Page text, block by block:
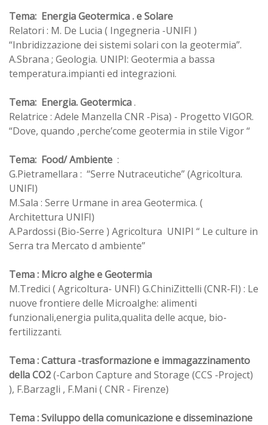
Tema: Energia Geotermica . e Solare
Relatori : M. De Lucia ( Ingegneria -UNIFI )
“Inbridizzazione dei sistemi solari con la geotermia”.
A.Sbrana ; Geologia. UNIPI: Geotermia a bassa
temperatura.impianti ed integrazioni.
Tema: Energia. Geotermica.
Relatrice : Adele Manzella CNR -Pisa) - Progetto VIGOR.
“Dove, quando ,perche’come geotermia in stile Vigor “
Tema: Food/ Ambiente :
G.Pietramellara : “Serre Nutraceutiche” (Agricoltura.
UNIFI)
M.Sala : Serre Urmane in area Geotermica. (
Architettura UNIFI)
A.Pardossi (Bio-Serre ) Agricoltura UNIPI “ Le culture in
Serra tra Mercato d ambiente”
Tema : Micro alghe e Geotermia
M.Tredici ( Agricoltura- UNFI) G.ChiniZittelli (CNR-FI) : Le
nuove frontiere delle Microalghe: alimenti
funzionali,energia pulita,qualita delle acque, bio-
fertilizzanti.
Tema : Cattura -trasformazione e immagazzinamento
della CO2(-Carbon Capture and Storage (CCS -Project)
), F.Barzagli , F.Mani ( CNR - Firenze)
Tema : Sviluppo della comunicazione e disseminazione